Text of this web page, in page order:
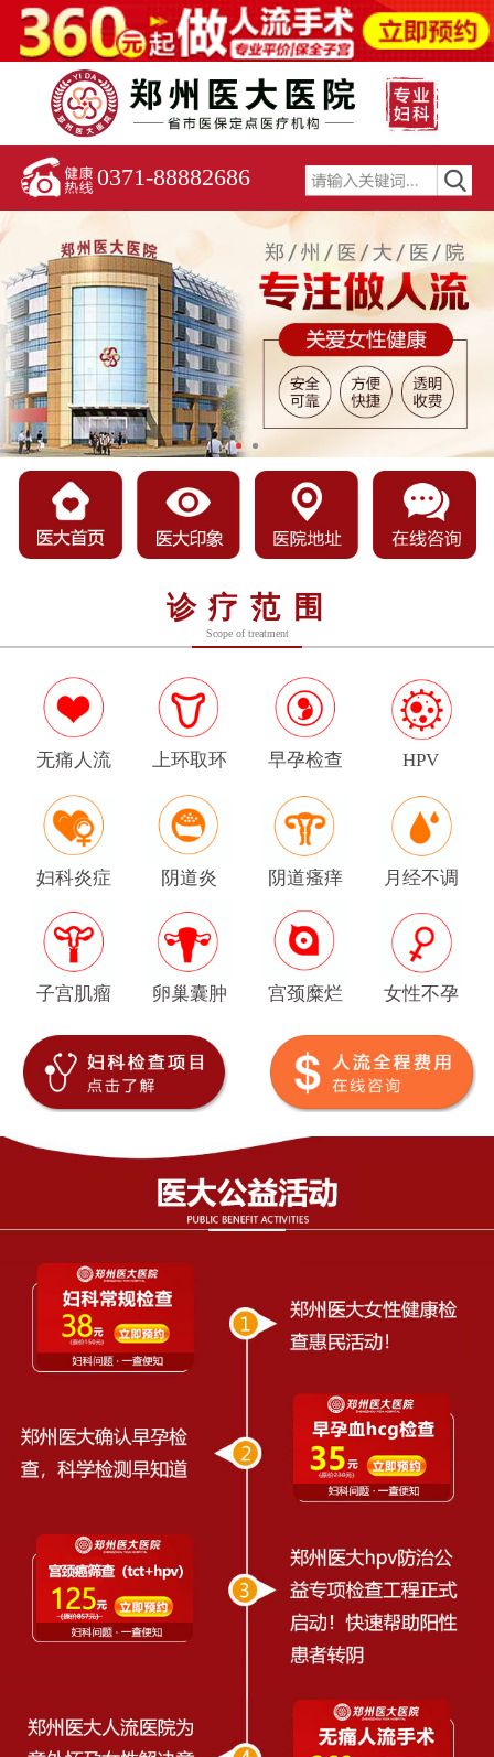
0371-88882686
诊疗范围
Scope of treatment
无痛人流 上环取环 早孕检查 HPV
妇科炎症 阴道炎 阴道瘙痒 月经不调
子宫肌瘤 卵巢囊肿 宫颈糜烂 女性不孕